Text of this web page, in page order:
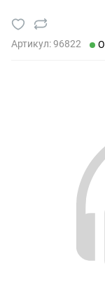
Артикул:96822